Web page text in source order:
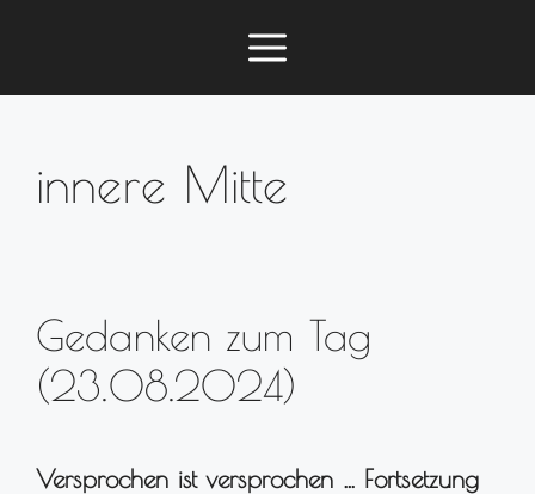
springen
Menü
innere Mitte
Gedanken zum Tag
(23.08.2024)
Versprochen ist versprochen … Fortsetzung